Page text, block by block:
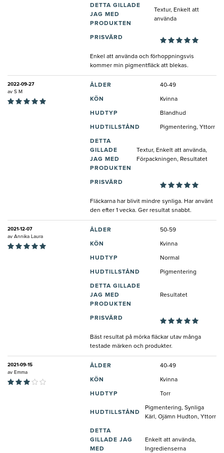
DETTA GILLADE
JAG MED
PRODUKTEN
Textur, Enkelt att
använda
PRISVÄRD
Enkel att använda och förhoppningsvis
kommer min pigmentfläck att blekas.
2022-09-27
av S M
ÅLDER 40-49
KÖN Kvinna
HUDTYP Blandhud
HUDTILLSTÅND Pigmentering, Yttorr
DETTA
GILLADE
JAG MED
PRODUKTEN
Textur, Enkelt att använda,
Förpackningen, Resultatet
PRISVÄRD
Fläckarna har blivit mindre synliga. Har använt
den efter 1 vecka. Ger resultat snabbt.
2021-12-07
av Annika Laura
ÅLDER 50-59
KÖN Kvinna
HUDTYP Normal
HUDTILLSTÅND Pigmentering
DETTA GILLADE
JAG MED
PRODUKTEN
Resultatet
PRISVÄRD
Bäst resultat på mörka fläckar utav många
testade märken och produkter.
2021-09-15
av Emma
ÅLDER 40-49
KÖN Kvinna
HUDTYP Torr
HUDTILLSTÅND
Pigmentering, Synliga
Kärl, Ojämn Hudton, Yttorr
DETTA
GILLADE JAG
MED
Enkelt att använda,
Ingredienserna